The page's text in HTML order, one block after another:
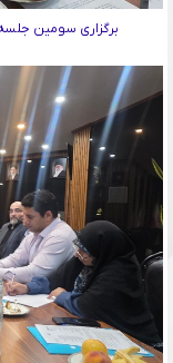
برگزاری سومین جلسه